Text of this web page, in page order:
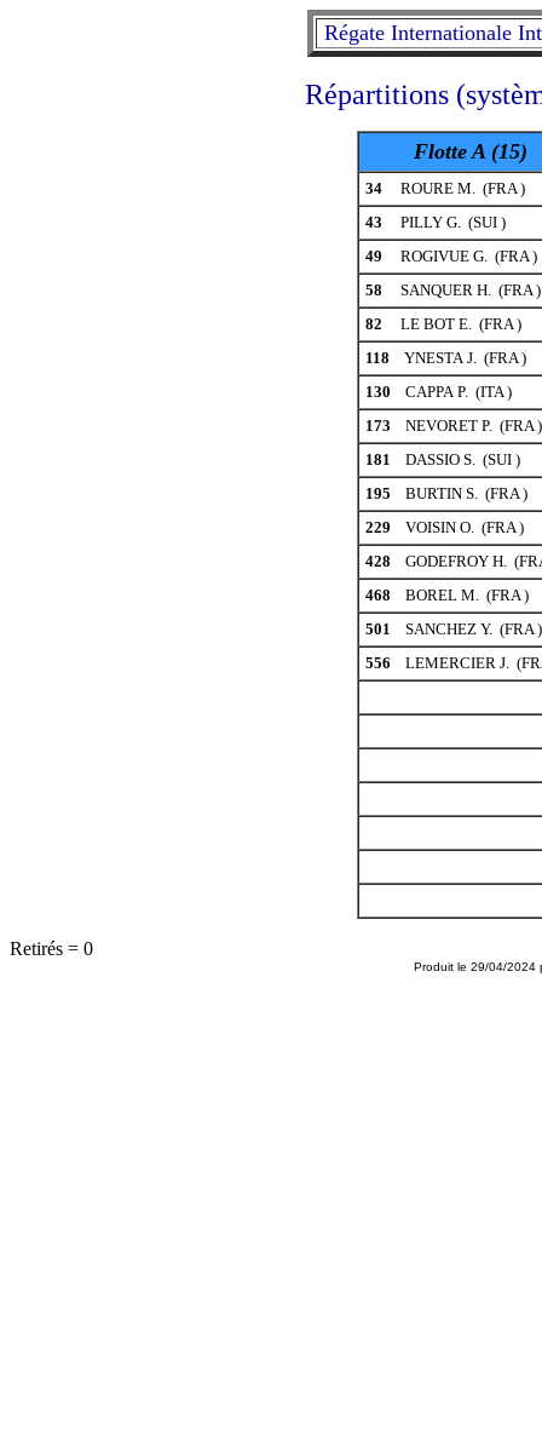
Régate Internationale
Répartitions
Flotte A (15)
34
ROURE M. (FRA )
43
PILLY G. (SUI )
49
ROGIVUE G. (FRA )
58
SANQUER H. (FRA )
82
LE BOT E. (FRA )
118
YNESTA J. (FRA )
130
CAPPA P. (ITA )
173
NEVORET P. (FRA )
181
DASSIO S. (SUI )
195
BURTIN S. (FRA )
229
VOISIN O. (FRA )
428
GODEFROY H.
468
BOREL M. (FRA )
501
SANCHEZ Y. (FRA )
556
LEMERCIER J.
Retirés = 0
Produit le 29/04/2024